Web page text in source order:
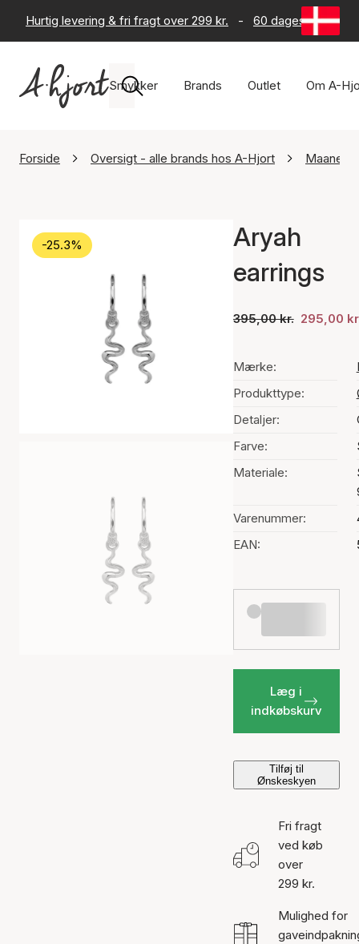
Hurtig levering & fri fragt over 299 kr. - 60 dages returret
Smykker Brands Outlet Om A-
Forside Oversigt - alle brands hos A-Hjort
-25.3%
Aryah
earrings
395,00 kr. 295,00
Mærke:
Produkttype:
Detaljer:
Farve:
Materiale:
Varenummer:
EAN:
Læg i
indkøbskurv
Tilføj til
Ønskeskyen
Fri fragt
ved køb
over
299 kr.
Mulighed for